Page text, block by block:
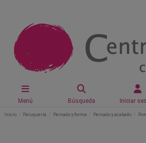
Menú Búsqueda Iniciar
Inicio Peluquería Peinado y forma Peinado y acabado